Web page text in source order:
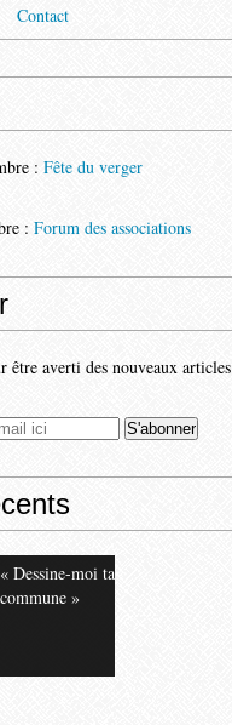
Contact
: Fête du verger
: Forum des associations
être averti des nouveaux articles
« Dessine-moi ta
commune »